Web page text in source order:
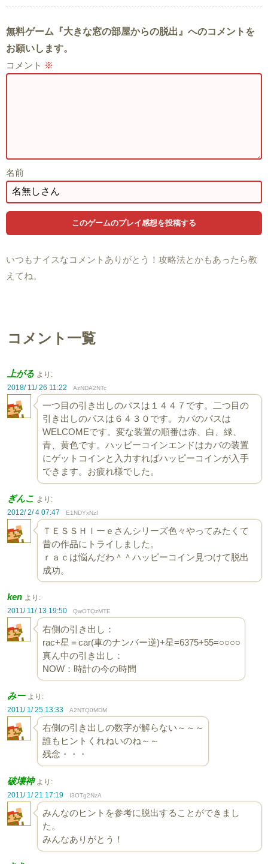
無料ゲーム『大きな窓の部屋からの脱出』へのコメントを
お願いします。
コメント ※
名前
いつもナイスなコメントありがとう！攻略法とかもあったら教
えてね。
コメント一覧
上がる より:
2018/ 11/ 26 11:22
AzNDA2NTc
一つ目の引き出しのパスは１４４７です。二つ目の
引き出しのパスは６４３０です。カバのパスは
WELCOMEです。変な装置の順番は赤、白、緑、
青、黄色です。ハッピーコインエンドはカバの装置
にゲットコインと入力すればハッピーコインが入手
できます。お疲れ様でした。
ぎんこ より:
2012/ 2/ 4 07:47
E1NDYxNzI
ＴＥＳＳＨＩーｅさんシリーズ色々やってみたくて
昔の作品にトライしました。
ｒａｃは悩んだわ＾＾ハッピーコイン見つけて脱出
成功。
ken より:
2011/ 11/ 13 19:50
QwOTQzMTE
右側の引き出し：
rac+星＝car(車のナンバー逆)+星=6375+55=○○○○
真ん中の引き出し：
NOW：時計の今の時間
みー より:
2011/ 1/ 25 13:33
A2NTQ0MDM
右側の引き出しの数字が解らない～～～
誰もヒントくれねいのね～～
残念・・・
破壊神 より:
2011/ 1/ 21 17:19
I3OTg2NzA
みんなのヒントを参考に脱出することができまし
た。
みんなありがとう！